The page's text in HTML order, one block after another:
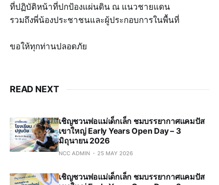
ที่ปฏิบัติหน้าที่ปกป้องแผ่นดิน ณ แนวชายแดน
รวมถึงพี่น้องประชาชนและผู้ประกอบการในพื้นที่
ขอให้ทุกท่านปลอดภัย
READ NEXT
เชิญชวนพ่อแม่เด็กเล็ก ชมบรรยากาศแคมปัส
เขาใหญ่ Early Years Open Day – 3
มิถุนายน 2026
NCC ADMIN 25 MAY 2026
เชิญชวนพ่อแม่เด็กเล็ก ชมบรรยากาศแคมปัส